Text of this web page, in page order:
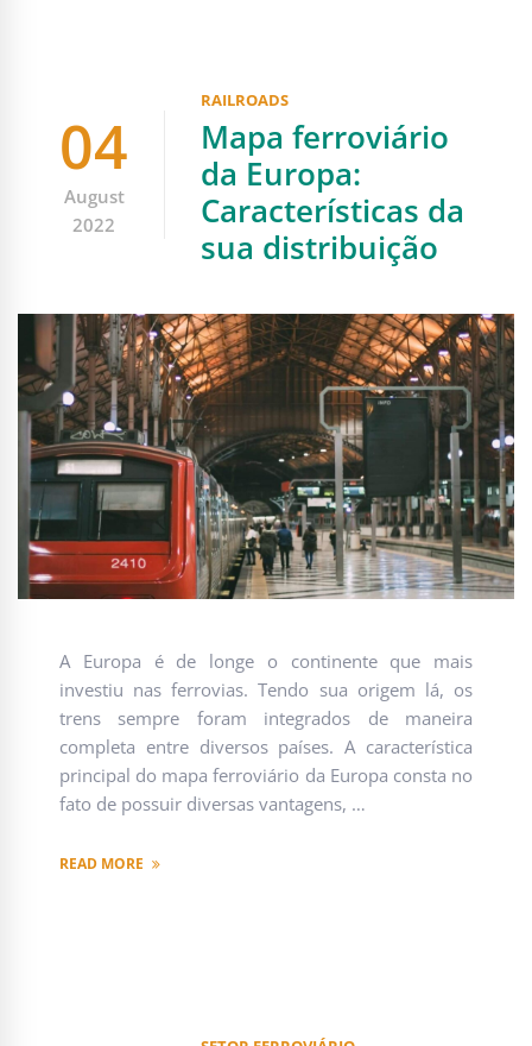
04
August
2022
RAILROADS
Mapa ferroviário
da Europa:
Características da
sua distribuição
A Europa é de longe o continente que mais
investiu nas ferrovias. Tendo sua origem lá, os
trens sempre foram integrados de maneira
completa entre diversos países. A característica
principal do mapa ferroviário da Europa consta no
fato de possuir diversas vantagens, …
READ MORE